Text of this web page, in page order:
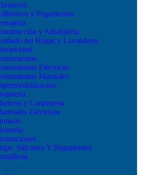
y Pegamentos
y Albañilería
del Hogar y Lavanderia
Eléctricas
Manuales
y Carpintería
Eléctricos
Silicones Y Pegamentos